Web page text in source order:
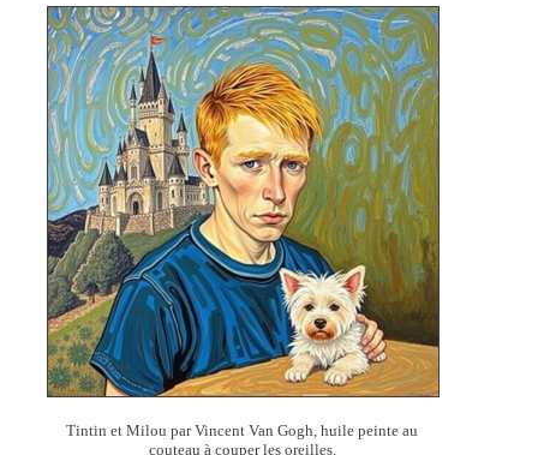
Tintin et Milou par Vincent Van Gogh, huile peinte au
couteau à couper les oreilles.